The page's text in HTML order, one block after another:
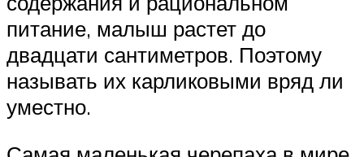
питание, малыш растет до
двадцати сантиметров. Поэтому
называть их карликовыми вряд ли
уместно.